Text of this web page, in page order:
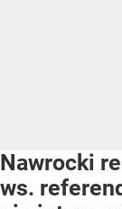
Nawrocki
ws.